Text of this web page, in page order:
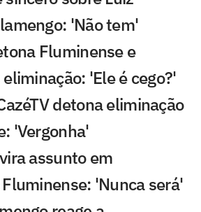
'Não tem'
Fluminense e
'Ele é cego?'
detona eliminação
'Vergonha'
assunto em
'Nunca será'